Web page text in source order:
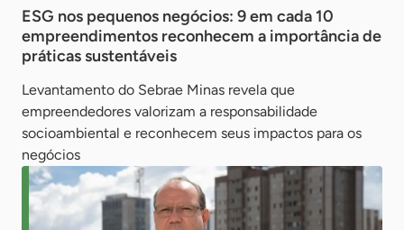
ESG nos pequenos negócios: 9 em cada 10
empreendimentos reconhecem a importância de
práticas sustentáveis
Levantamento do Sebrae Minas revela que
empreendedores valorizam a responsabilidade
socioambiental e reconhecem seus impactos para os
negócios